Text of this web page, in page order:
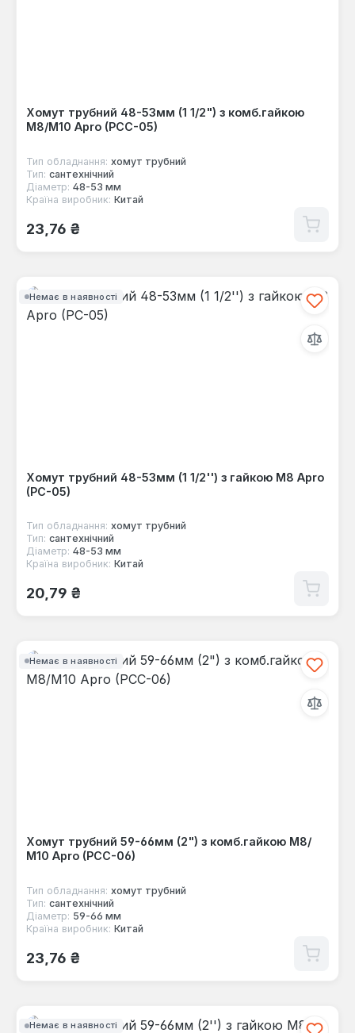
Хомут трубний 48-53мм (1 1/2") з комб.гайкою
М8/М10 Apro (PCC-05)
Тип обладнання: хомут трубний
Тип: сантехнічний
Діаметр: 48-53 мм
Країна виробник: Китай
Звичайна ціна:
23,76 ₴
Немає в наявності
Хомут трубний 48-53мм (1 1/2'') з гайкою М8 Apro
(PC-05)
Тип обладнання: хомут трубний
Тип: сантехнічний
Діаметр: 48-53 мм
Країна виробник: Китай
Звичайна ціна:
20,79 ₴
Немає в наявності
Хомут трубний 59-66мм (2") з комб.гайкою М8/
М10 Apro (PCC-06)
Тип обладнання: хомут трубний
Тип: сантехнічний
Діаметр: 59-66 мм
Країна виробник: Китай
Звичайна ціна:
23,76 ₴
Немає в наявності